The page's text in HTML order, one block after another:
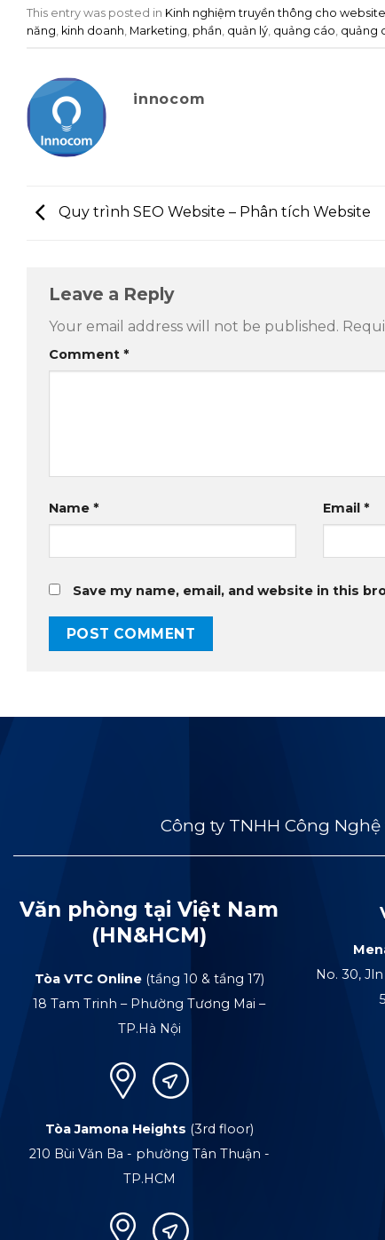
This entry was posted in Kinh nghiệm truyền thông cho website
năng kinh doanh Marketing phần quản lý quảng cáo quảng
innocom
Quy trình SEO Website – Phân tích Website
Leave a Reply
Your email address will not be published.
Comment *
Name * Email*
Save my name, email, and website in this
Công ty TNHH Công Nghệ
Văn phòng tại Việt Nam
(HN&HCM)
Tòa VTC Online(tầng 10 & tầng 17)
18 Tam Trinh – Phường Tương Mai –
TP.Hà Nội
Tòa Jamona Heights (3rd floor)
210 Bùi Văn Ba - phường Tân Thuận -
TP.HCM
No. 30,